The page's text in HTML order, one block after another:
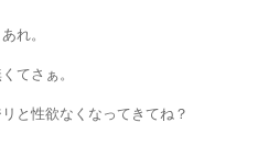
れ。
てさぁ。
と性欲なくなってきてね？